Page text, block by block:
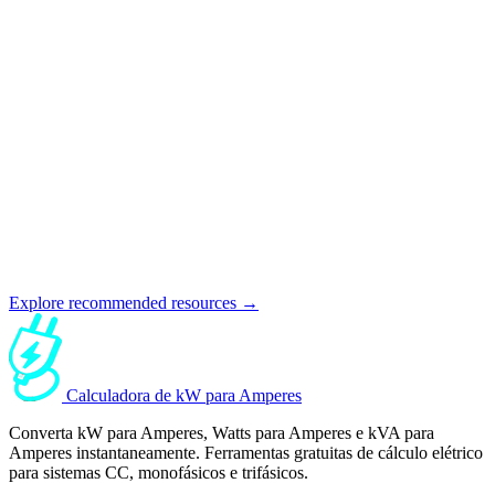
Explore recommended resources →
Calculadora de kW para Amperes
Converta kW para Amperes, Watts para Amperes e kVA para
Amperes instantaneamente. Ferramentas gratuitas de cálculo elétrico
para sistemas CC, monofásicos e trifásicos.